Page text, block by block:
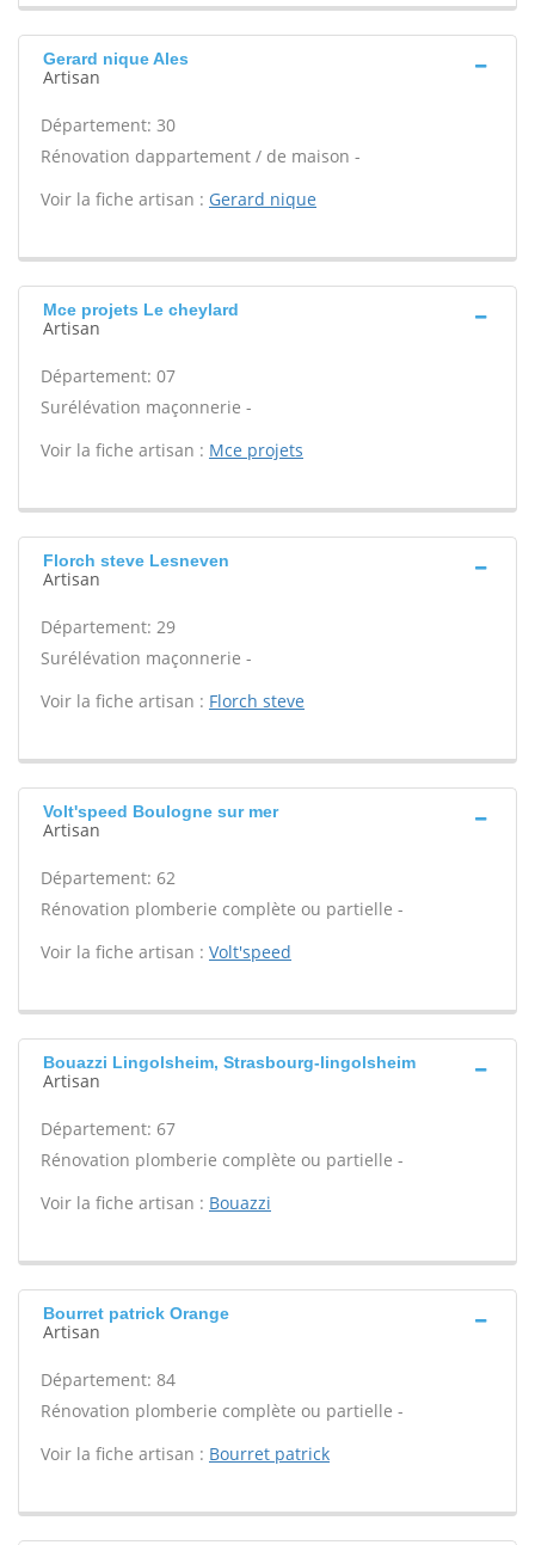
Gerard nique Ales
Artisan
Département: 30
Rénovation dappartement / de maison -
Voir la fiche artisan : Gerard nique
Mce projets Le cheylard
Artisan
Département: 07
Surélévation maçonnerie -
Voir la fiche artisan : Mce projets
Florch steve Lesneven
Artisan
Département: 29
Surélévation maçonnerie -
Voir la fiche artisan : Florch steve
Volt'speed Boulogne sur mer
Artisan
Département: 62
Rénovation plomberie complète ou partielle -
Voir la fiche artisan : Volt'speed
Bouazzi Lingolsheim, Strasbourg-lingolsheim
Artisan
Département: 67
Rénovation plomberie complète ou partielle -
Voir la fiche artisan : Bouazzi
Bourret patrick Orange
Artisan
Département: 84
Rénovation plomberie complète ou partielle -
Voir la fiche artisan : Bourret patrick